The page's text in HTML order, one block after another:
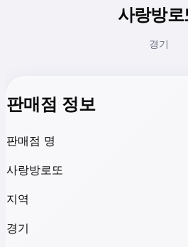
사랑방로
경기
판매점 정보
판매점 명
사랑방로또
지역
경기